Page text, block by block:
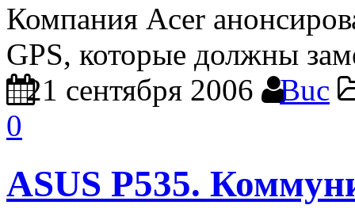
Компания Acer
GPS, которые должны
21 сентября 2006
Buc
0
ASUS P535.